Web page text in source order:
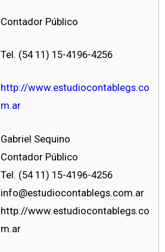
Contador Público
Tel. (54 11) 15-4196-4256
http://www.estudiocontablegs.co
m.ar
Gabriel Sequino
Contador Público
Tel. (54 11) 15-4196-4256
info@estudiocontablegs.com.ar
http://www.estudiocontablegs.co
m.ar